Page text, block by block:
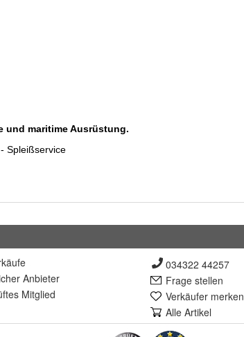
er Anbieter
es Mitglied
034322 44257
Frage stellen
Verkäufer merken
Alle Artikel